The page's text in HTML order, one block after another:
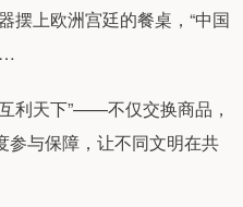
摆上欧洲宫廷的餐桌，“中国
利天下”——不仅交换商品，
参与保障，让不同文明在共